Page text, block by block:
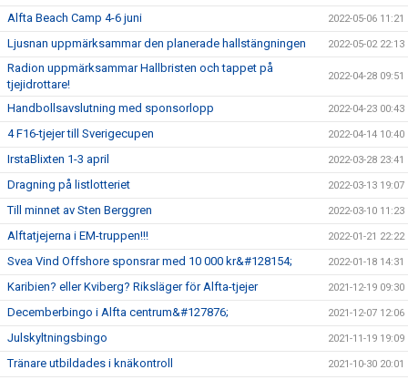
Alfta Beach Camp 4-6 juni 2022-05-06 11:21
Ljusnan uppmärksammar den planerade hallstängningen 2022-05-02 22:13
Radion uppmärksammar Hallbristen och tappet på
tjejidrottare!
2022-04-28 09:51
Handbollsavslutning med sponsorlopp 2022-04-23 00:43
4 F16-tjejer till Sverigecupen 2022-04-14 10:40
IrstaBlixten 1-3 april 2022-03-28 23:41
Dragning på listlotteriet 2022-03-13 19:07
Till minnet av Sten Berggren 2022-03-10 11:23
Alftatjejerna i EM-truppen!!! 2022-01-21 22:22
Svea Vind Offshore sponsrar med 10 000 kr&#128154; 2022-01-18 14:31
Karibien? eller Kviberg? Riksläger för Alfta-tjejer 2021-12-19 09:30
Decemberbingo i Alfta centrum&#127876; 2021-12-07 12:06
Julskyltningsbingo 2021-11-19 19:09
Tränare utbildades i knäkontroll 2021-10-30 20:01